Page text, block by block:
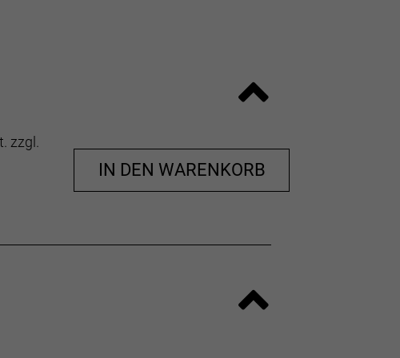
Dann schau dir diesen Leitfaden für
zzgl.
IN DEN WARENKORB